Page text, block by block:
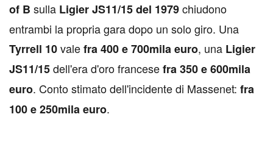
of B sulla Ligier JS11/15 del 1979chiudono
entrambi la propria gara dopo un solo giro. Una
Tyrrell 10valefra 400 e 700mila euro, una Ligier
JS11/15dell'era d'oro francesefra 350 e 600mila
euro. Conto stimato dell'incidente di Massenet: fra
100 e 250mila euro.